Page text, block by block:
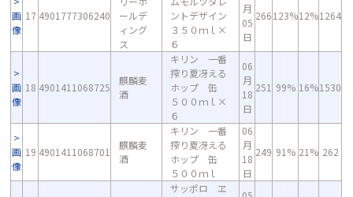
画
像
17 4901777306240
ールデ
ィング
ス
ントデザイン
３５０ｍｌ×
６
月
05
日
266123%12%1264
画
像
18 4901411068725
麒麟麦
酒
キリン 一番
搾り夏冴える
ホップ 缶
５００ｍｌ×
６
06
月
18
日
251 99% 16%1530
画
像
19 4901411068701
麒麟麦
酒
キリン 一番
搾り夏冴える
ホップ 缶
５００ｍｌ
06
月
18
日
249 91% 21% 262
サッポロ ヱ